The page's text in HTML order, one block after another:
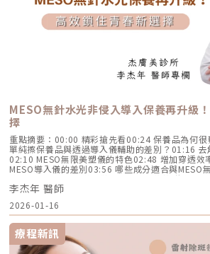
MESO無針水光非侵入導入保養再升級
擇
重點摘要：00:00 精彩搶先看00:24 保養品為何
單純擦保養品與透過導入儀輔助的差別？01:16 去
02:10 MESO無限美塑儀的特色02:48 增加穿透效
MESO導入儀的差別03:56 哪些成分適合與MESO
建議多久使用一次導入儀？05:02 哪些族群適合
MESO無限美塑的應用？LINE官方帳號一對一咨詢
https://reurl.cc/x3EQZN歡迎訂閱我的頻道
注杰膚美診所FB👉https://reurl.cc/XQljva杰膚美
https://jfmskin.com/關注李杰年醫師
美診所地址：104台北市中山區復興北路50號2樓
李杰年 醫師
2026-01-16
療程新訊